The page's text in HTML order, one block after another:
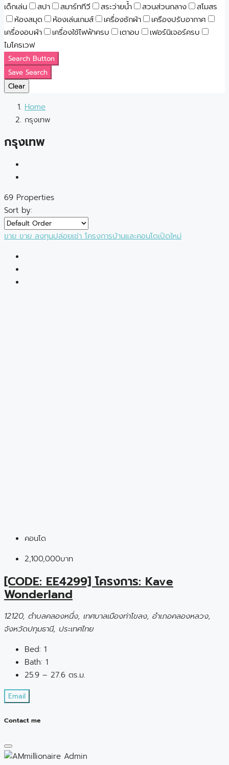
เด็กเล่น
สปา สมาร์ททีวี สระว่ายน้ำ สวนส่วนกลาง
สโมสร
ห้องสมุด
ห้องเล่นเกมส์ เครื่องซักผ้า
เครืองปรับอากาศ
เครื่องอบผ้า
เครื่องใช้ไฟฟ้าครบ เตาอบ
เฟอร์นิเจอร์ครบ
ไมโครเวฟ
Search Button
Save Search
Clear
Home
กรุงเทพ
กรุงเทพ
69 Properties
Sort by:
ขาย ขาย ลงทุนปล่อยเช่า โครงการบ้านและคอนโดเปิดใหม่
คอนโด
2,100,000บาท
[CODE: EE4299] โครงการ: Kave
Wonderland
12120, ตำบลคลองหนึ่ง, เทศบาลเมืองท่าโขลง, อำเภอคลองหลวง,
จังหวัดปทุมธานี, ประเทศไทย
Bed: 1
Bath: 1
25.9 – 27.6 ตร.ม.
Email
Contact me